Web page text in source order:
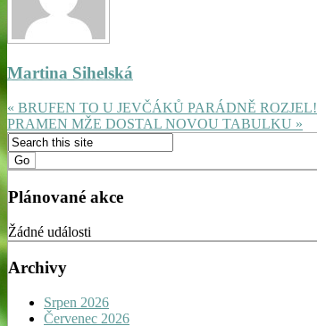
Martina Sihelská
« BRUFEN TO U JEVČÁKŮ PARÁDNĚ ROZJEL!
PRAMEN MŽE DOSTAL NOVOU TABULKU »
Plánované akce
Žádné události
Archivy
Srpen 2026
Červenec 2026